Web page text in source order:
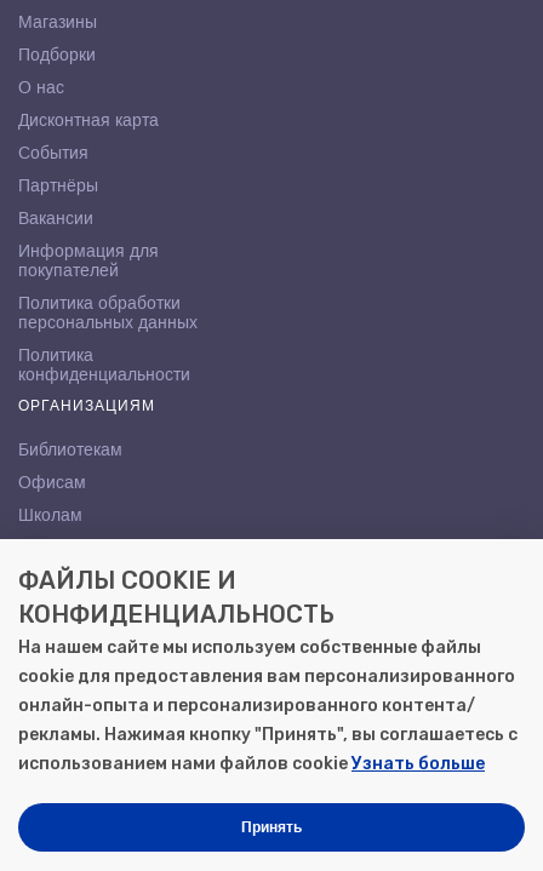
Магазины
Подборки
О нас
Дисконтная карта
События
Партнёры
Вакансии
Информация для
покупателей
Политика обработки
персональных данных
Политика
конфиденциальности
ОРГАНИЗАЦИЯМ
Библиотекам
Офисам
Школам
КОНТАКТЫ
Саратов, ул. Осипова, 10А
+7 (8452) 72-65-65
gemera@moya-kniga.ru
Моя книга | Сеть книжных магазинов в Саратове
ФАЙЛЫ COOKIE И
КОНФИДЕНЦИАЛЬНОСТЬ
На нашем сайте мы используем собственные файлы
cookie для предоставления вам персонализированного
онлайн-опыта и персонализированного контента/
рекламы. Нажимая кнопку "Принять", вы соглашаетесь с
использованием нами файлов cookieУзнать больше
Принять